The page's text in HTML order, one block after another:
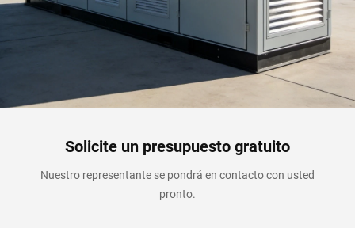
Solicite un presupuesto gratuito
Nuestro representante se pondrá en contacto con usted
pronto.